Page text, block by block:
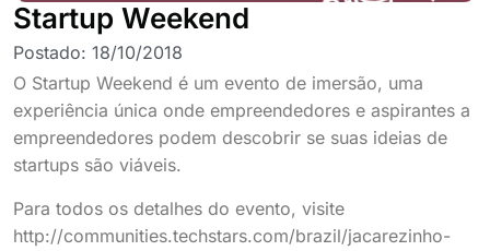
Startup Weekend
Postado: 18/10/2018
O Startup Weekend é um evento de imersão, uma
experiência única onde empreendedores e aspirantes a
empreendedores podem descobrir se suas ideias de
startups são viáveis.
Para todos os detalhes do evento, visite
http://communities.techstars.com/brazil/jacarezinho-